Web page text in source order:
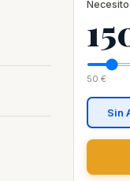
Necesito
50 €
Sin